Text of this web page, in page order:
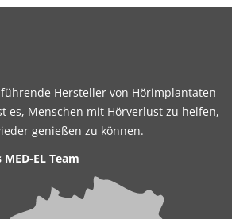
Hersteller von Hörimplantaten
es, Menschen mit Hörverlust zu helfen,
genießen zu können.
MED-EL Team